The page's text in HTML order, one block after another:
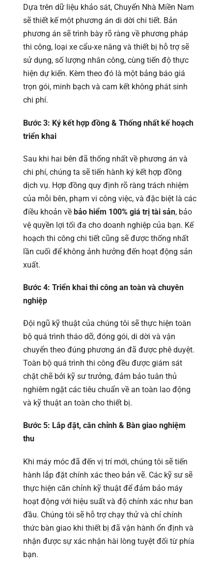
Dựa trên dữ liệu khảo sát, Chuyển Nhà Miền Nam
sẽ thiết kế một phương án di dời chi tiết. Bản
phương án sẽ trình bày rõ ràng về phương pháp
thi công, loại xe cẩu-xe nâng và thiết bị hỗ trợ sẽ
sử dụng, số lượng nhân công, cùng tiến độ thực
hiện dự kiến. Kèm theo đó là một bảng báo giá
trọn gói, minh bạch và cam kết không phát sinh
chi phí.
Bước 3: Ký kết hợp đồng & Thống nhất kế hoạch
triển khai
Sau khi hai bên đã thống nhất về phương án và
chi phí, chúng ta sẽ tiến hành ký kết hợp đồng
dịch vụ. Hợp đồng quy định rõ ràng trách nhiệm
của mỗi bên, phạm vi công việc, và đặc biệt là các
điều khoản về bảo hiểm 100% giá trị tài sản, bảo
vệ quyền lợi tối đa cho doanh nghiệp của bạn. Kế
hoạch thi công chi tiết cũng sẽ được thống nhất
lần cuối để không ảnh hưởng đến hoạt động sản
xuất.
Bước 4: Triển khai thi công an toàn và chuyên
nghiệp
Đội ngũ kỹ thuật của chúng tôi sẽ thực hiện toàn
bộ quá trình tháo dỡ, đóng gói, di dời và vận
chuyển theo đúng phương án đã được phê duyệt.
Toàn bộ quá trình thi công đều được giám sát
chặt chẽ bởi kỹ sư trưởng, đảm bảo tuân thủ
nghiêm ngặt các tiêu chuẩn về an toàn lao động
và kỹ thuật an toàn cho thiết bị.
Bước 5: Lắp đặt, căn chỉnh & Bàn giao nghiệm
thu
Khi máy móc đã đến vị trí mới, chúng tôi sẽ tiến
hành lắp đặt chính xác theo bản vẽ. Các kỹ sư sẽ
thực hiện căn chỉnh kỹ thuật để đảm bảo máy
hoạt động với hiệu suất và độ chính xác như ban
đầu. Chúng tôi sẽ hỗ trợ chạy thử và chỉ chính
thức bàn giao khi thiết bị đã vận hành ổn định và
nhận được sự xác nhận hài lòng tuyệt đối từ phía
bạn.